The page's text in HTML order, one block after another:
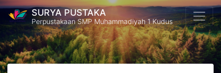
SURYA PUSTAKA
Perpustakaan SMP Muhammadiyah 1 Kudus